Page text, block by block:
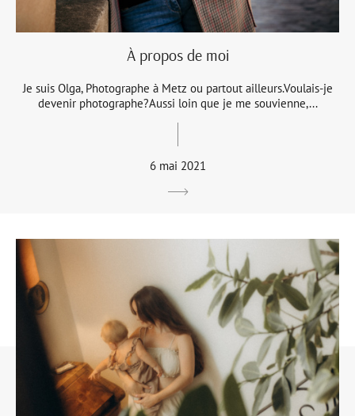
À propos de moi
Je suis Olga, Photographe à Metz ou partout ailleurs.Voulais-je
devenir photographe?Aussi loin que je me souvienne,...
6 mai 2021